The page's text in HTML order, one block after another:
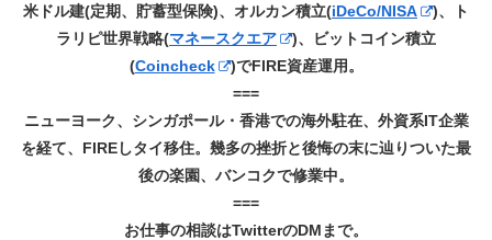
米ドル建(定期、貯蓄型保険)、オルカン積立(iDeCo/NISA
)、ト
ラリピ世界戦略(マネースクエア
)、ビットコイン積立
(Coincheck
)でFIRE資産運用。
===
ニューヨーク、シンガポール・香港での海外駐在、外資系IT企業
を経て、FIREしタイ移住。幾多の挫折と後悔の末に辿りついた最
後の楽園、バンコクで修業中。
===
お仕事の相談はTwitterのDMまで。